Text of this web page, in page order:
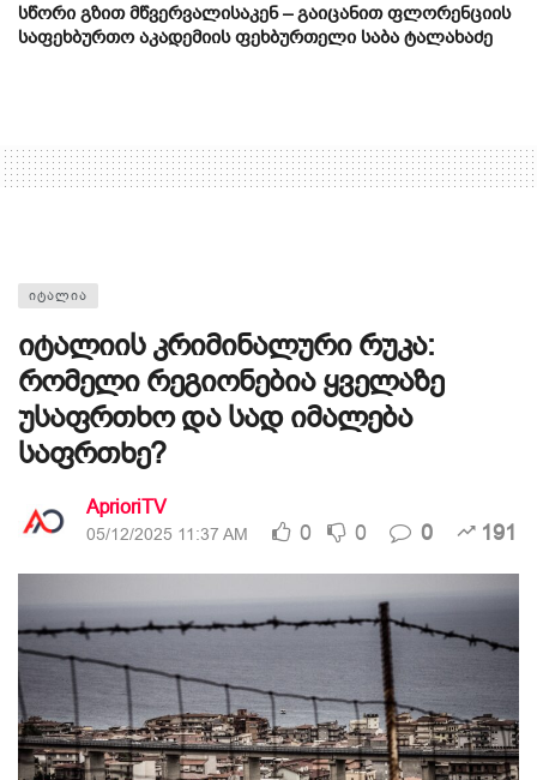
სწორი გზით მწვერვალისაკენ – გაიცანით ფლორენციის
საფეხბურთო აკადემიის ფეხბურთელი საბა ტალახაძე
ᲘᲢᲐᲚᲘᲐ
იტალიის კრიმინალური რუკა:
რომელი რეგიონებია ყველაზე
უსაფრთხო და სად იმალება
საფრთხე?
AprioriTV
05/12/2025 11:37 AM 0 0 0 191